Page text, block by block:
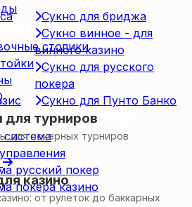
столики
обеспечение
система
русский покер
покера казино
Сукно для бриджа
Сукно винное - для
винного казино
Сукно для русского
покера
Сукно для Пунто Банко
турниров
для покерных турниров
казино
от рулеток до баккарных